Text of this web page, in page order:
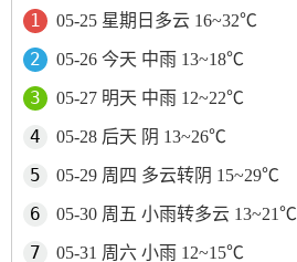
05-25 星期日多云 16~32℃
05-26 今天 中雨 13~18℃
05-27 明天 中雨 12~22℃
05-28 后天 阴 13~26℃
05-29 周四 多云转阴 15~29℃
05-30 周五 小雨转多云 13~21℃
05-31 周六 小雨 12~15℃